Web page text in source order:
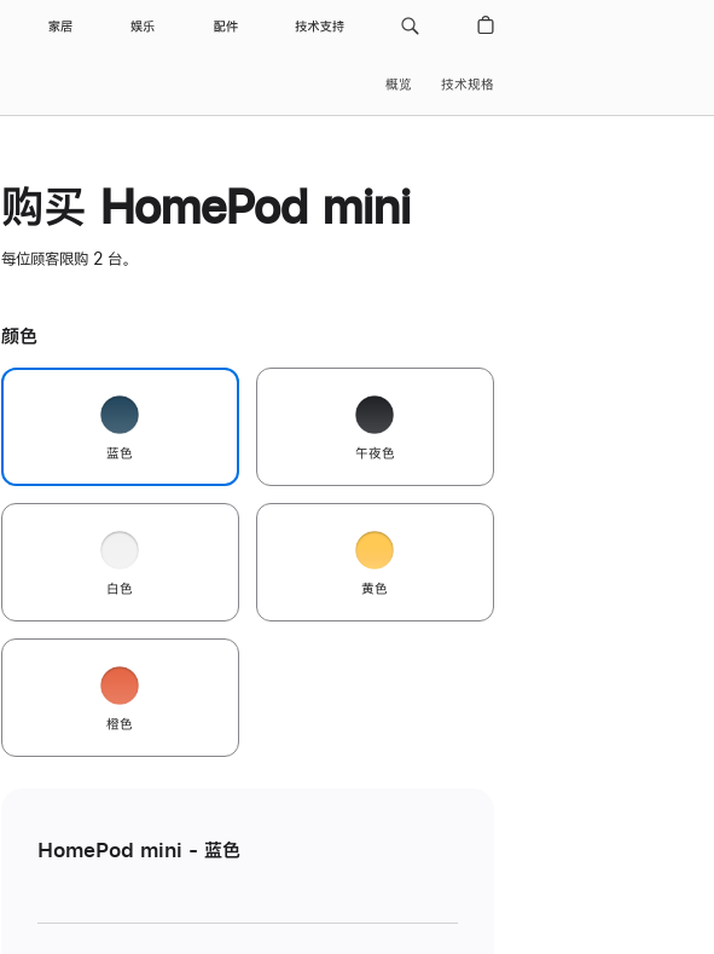
家居 娱乐 配件 技术支持
概览 技术规格
购买 HomePod mini
每位顾客限购 2 台。
颜色
蓝色 午夜色
白色 黄色
橙色
HomePod mini - 蓝色